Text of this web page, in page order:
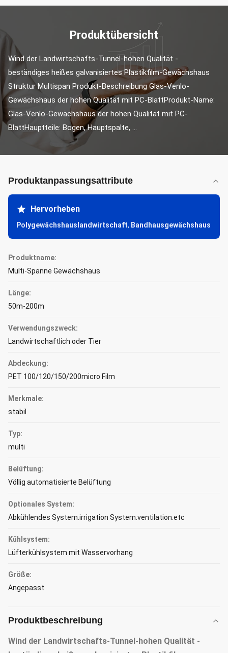
Produktübersicht
Wind der Landwirtschafts-Tunnel-hohen Qualität -
beständiges heißes galvanisiertes Plastikfilm-Gewächshaus
Struktur Multispan Produkt-Beschreibung Glas-Venlo-
Gewächshaus der hohen Qualität mit PC-BlattProdukt-Name:
Glas-Venlo-Gewächshaus der hohen Qualität mit PC-
BlattHauptteile: Bogen, Hauptspalte, ...
Produktanpassungsattribute
Hervorheben
Polygewächshauslandwirtschaft, Bandhausgewächshaus
Produktname:
Multi-Spanne Gewächshaus
Länge:
50m-200m
Verwendungszweck:
Landwirtschaftlich oder Tier
Abdeckung:
PET 100/120/150/200micro Film
Merkmale:
stabil
Typ:
multi
Belüftung:
Völlig automatisierte Belüftung
Optionales System:
Abkühlendes System.irrigation System.ventilation.etc
Kühlsystem:
Lüfterkühlsystem mit Wasservorhang
Größe:
Angepasst
Produktbeschreibung
Wind der Landwirtschafts-Tunnel-hohen Qualität -